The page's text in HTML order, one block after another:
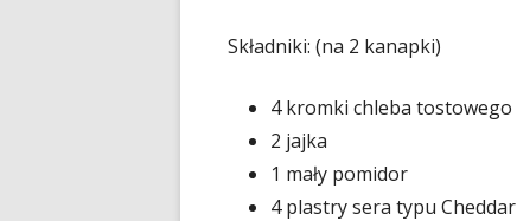
Składniki: (na 2 kanapki)
4 kromki chleba tostowego
2 jajka
1 mały pomidor
4 plastry sera typu Cheddar